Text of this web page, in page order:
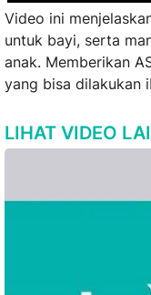
Video ini
untuk bayi, serta
anak. Memberikan
yang bisa dilakukan
LIHAT VIDEO